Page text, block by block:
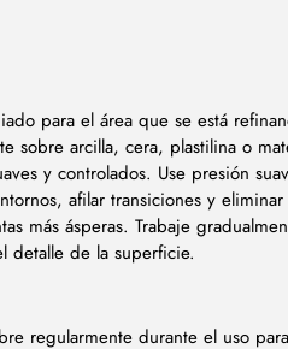
para el área que se está
sobre arcilla, cera, plastilina o
y controlados. Use presión
afilar transiciones y eliminar
más ásperas. Trabaje
detalle de la superficie.
regularmente durante el uso